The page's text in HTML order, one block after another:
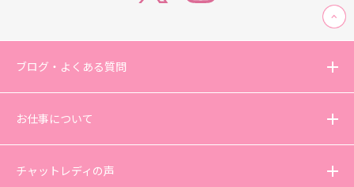
ブログ・よくある質問
お仕事について
チャットレディの声